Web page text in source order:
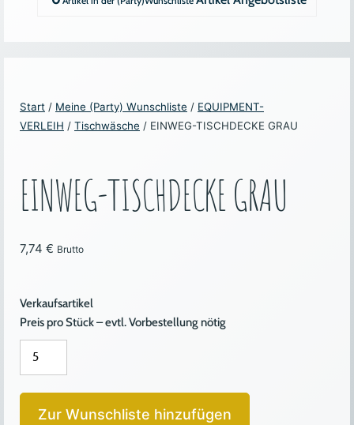
Start / Meine (Party) Wunschliste / EQUIPMENT-
VERLEIH / Tischwäsche / EINWEG-TISCHDECKE GRAU
EINWEG-TISCHDECKE GRAU
7,74 € Brutto
Verkaufsartikel
Preis pro Stück – evtl. Vorbestellung nötig
Zur Wunschliste hinzufügen